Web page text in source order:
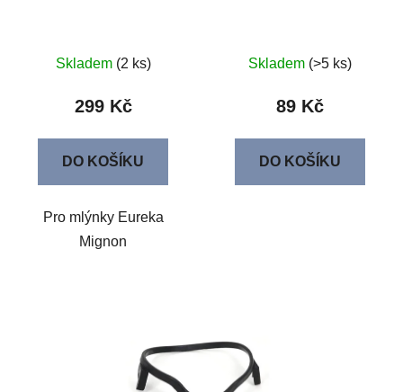
Skladem (2 ks)
299 Kč
DO KOŠÍKU
Pro mlýnky Eureka
Mignon
Skladem (>5 ks)
89 Kč
DO KOŠÍKU